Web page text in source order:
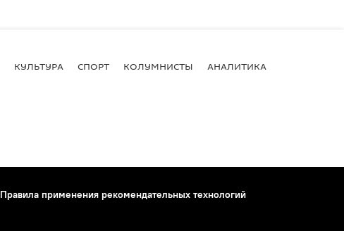
КУЛЬТУРА СПОРТ КОЛУМНИСТЫ АНАЛИТИКА
Правила применения рекомендательных технологий